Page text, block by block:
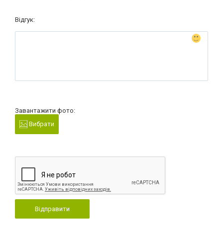
Відгук:
Завантажити фото:
Вибрати
Відправити